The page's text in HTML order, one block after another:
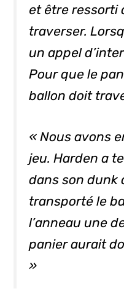
et être ressorti
traverser.
un appel
Pour que le
ballon doit
« Nous avons
jeu. Harden a
dans son dunk
transporté le
l’anneau une
panier aurait
»